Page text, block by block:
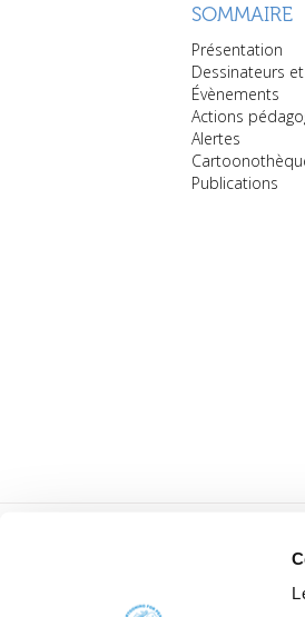
SOMMAIRE
Présentation
Dessinateurs
Évènements
Actions
Alertes
Publications